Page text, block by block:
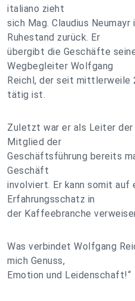
italiano zieht
sich Mag. Claudius
Ruhestand zurück. Er
übergibt die Geschäfte
Wegbegleiter Wolfgang
Reichl, der seit mittlerweile
tätig ist.
Zuletzt war er als Leiter
Mitglied der
Geschäftsführung bereits
Geschäft
involviert. Er kann somit auf
Erfahrungsschatz in
der Kaffeebranche
Was verbindet Wolfgang
mich Genuss,
Emotion und Leidenschaft!“